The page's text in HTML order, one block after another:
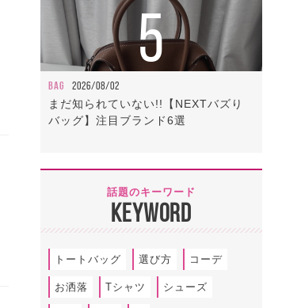
5
BAG 2026/08/02
まだ知られていない!!【NEXTバズり
バッグ】注目ブランド6選
話題のキーワード
KEYWORD
トートバッグ 選び方 コーデ
お洒落 Tシャツ シューズ